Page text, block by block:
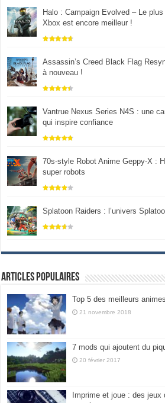
Halo : Campaign Evolved – Le
Xbox est encore meilleur !
Assassin’s Creed Black Flag
à nouveau !
Vantrue Nexus Series N4S : une
qui inspire confiance
70s-style Robot Anime Geppy-X :
super robots
Splatoon Raiders : l’univers
Articles populaires
Top 5 des meilleurs
21 novembre 2018
7 mods qui ajoutent du
20 février 2017
Imprime et joue : des